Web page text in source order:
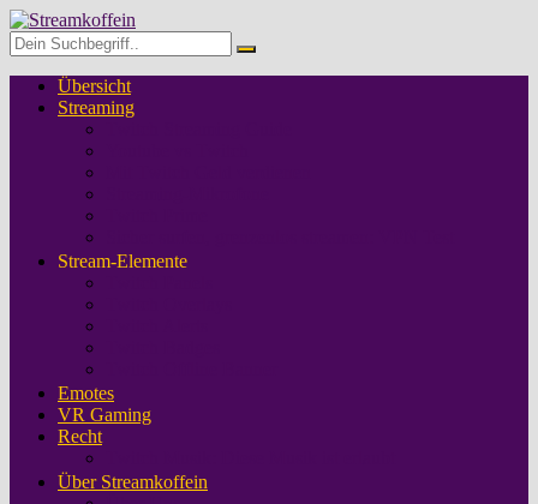
Übersicht
Streaming
Stream-Elemente
Emotes
VR Gaming
Recht
Über Streamkoffein